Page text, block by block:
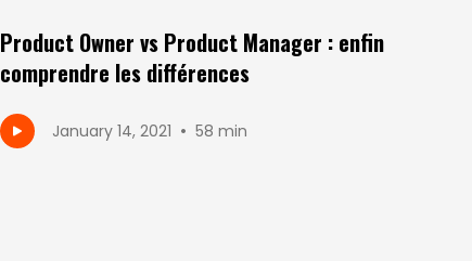
Product Owner vs Product Manager : enfin
comprendre les différences
January 14, 2021 • 58 min